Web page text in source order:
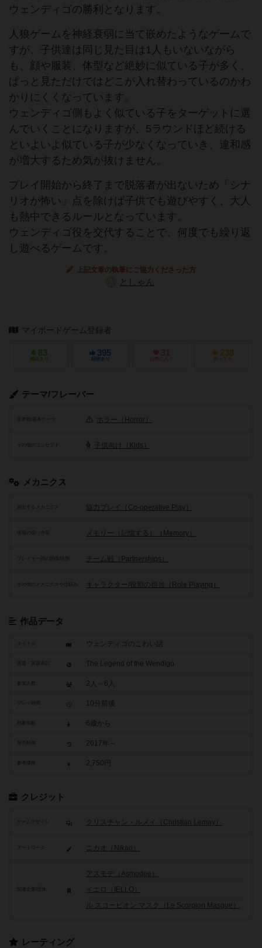
ウェンディゴの勝利となります。
人狼ゲームを神経衰弱に当て嵌めたようなゲームで
すが、子供達は同じ見た目は1人もいないながら
も、顔や服装、体型など絶妙に似ている子が多く、
ぱっと見ただけではどこが入れ替わっているのかわ
かりにくくなっています。
ウェンディゴ側もよく似ている子をターゲットに選
んでいくことになりますが、5ラウンドほど続ける
といよいよ似ている子が少なくなっていき、違和感
が増大するため気が抜けません。
プレイ開始から終了まで脱落者が出ないため「シナ
リオが怖い」点を除けば子供でも遊びやすく、大人
も熱中できるルールとなっています。
ウェンディゴ役を交代することで、何度でも繰り返
し遊べるゲームです。
上記文章の執筆にご協力くださった方
としゃん
マイボードゲーム登録者
83
興味あり
395
経験あり
31
お気に入り
238
持ってる
テーマ/フレーバー
世界観/基本テーマ ホラー（Horror）
その他のコンセプト 子供向け（Kids）
メカニクス
頻出するメカニクス 協力プレイ（Co-operative Play）
メモリー（記憶する）（Memory）
プレイヤー間の関係/状態 チーム戦（Partnerships）
その他のメカニクスや仕組み キャラクター/役割の担当（Role Playing）
作品データ
タイトル ウェンディゴのこわい話
The Legend of the Wendigo
参加人数 2人～6人
10分前後
6歳から
2017年～
参考価格 2,750円
クレジット
ゲームデザイン クリスチャン・ルメイ（Christian Lemay）
アートワーク ニカオ（Nikao）
アスモデ（Asmodee）
イエロ（IELLO）
ル スコーピオン マスク（Le Scorpion Masque）
レーティング